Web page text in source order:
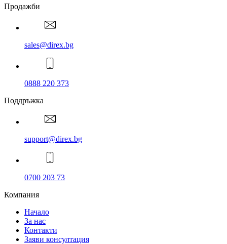
Продажби
sales@direx.bg
0888 220 373
Поддръжка
support@direx.bg
0700 203 73
Компания
Начало
За нас
Контакти
Заяви консултация